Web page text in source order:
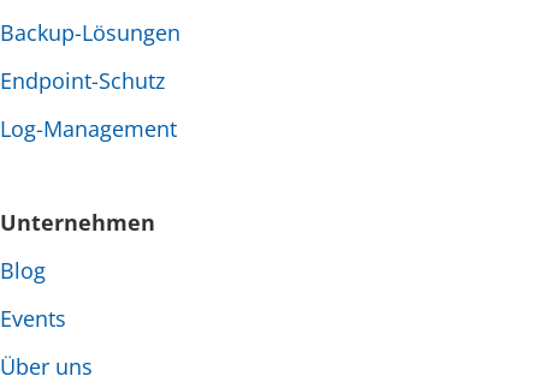
Backup-Lösungen
Endpoint-Schutz
Log-Management
Unternehmen
Blog
Events
Über uns